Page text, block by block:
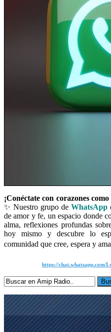
¡Conéctate con corazones
✨ Nuestro grupo deWhatsApp
de amor y fe, un espacio donde
alma, reflexiones profundas
hoy mismo y descubre lo
comunidad que cree, espera y
https://chat.whatsapp.com/